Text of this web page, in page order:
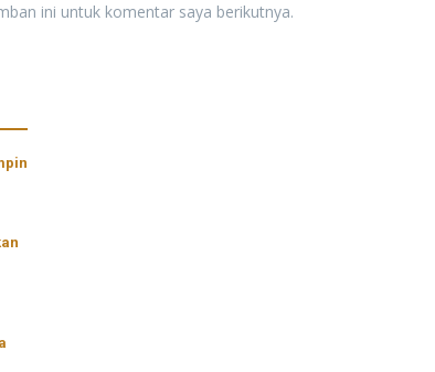
ini untuk komentar saya berikutnya.